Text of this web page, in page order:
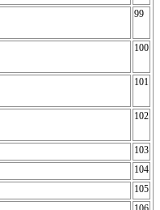
99
100
101
102
103
104
105